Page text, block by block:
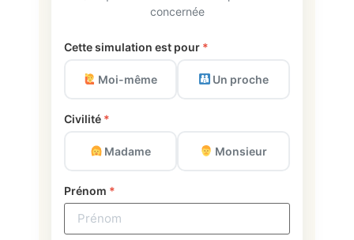
concernée
Cette simulation est pour *
Moi-même Un proche
Civilité *
Madame Monsieur
Prénom *